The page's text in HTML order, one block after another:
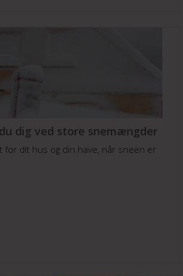
dig ved store snemængder
for dit hus og din have, når sneen er